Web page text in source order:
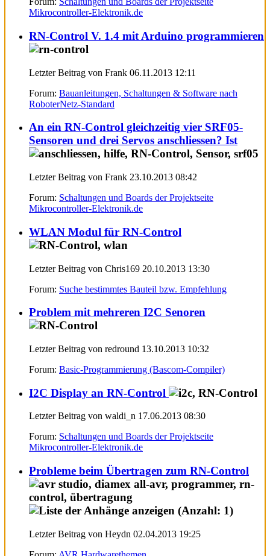
Mikrocontroller-Elektronik.de
RN-Control V. 1.4 mit Arduino programmieren
Letzter Beitrag von Frank 06.11.2013 12:11
Forum: Bauanleitungen, Schaltungen & Software nach
RoboterNetz-Standard
An ein RN-Control gleichzeitig vier SRF05-
Sensoren und drei Servos anschliessen? Ist
Letzter Beitrag von Frank 23.10.2013 08:42
Forum: Schaltungen und Boards der Projektseite
Mikrocontroller-Elektronik.de
WLAN Modul für RN-Control
Letzter Beitrag von Chris169 20.10.2013 13:30
Forum: Suche bestimmtes Bauteil bzw. Empfehlung
Problem mit mehreren I2C Senoren
Letzter Beitrag von redround 13.10.2013 10:32
Forum: Basic-Programmierung (Bascom-Compiler)
I2C Display an RN-Control
Letzter Beitrag von waldi_n 17.06.2013 08:30
Forum: Schaltungen und Boards der Projektseite
Mikrocontroller-Elektronik.de
Probleme beim Übertragen zum RN-Control
Letzter Beitrag von Heydn 02.04.2013 19:25